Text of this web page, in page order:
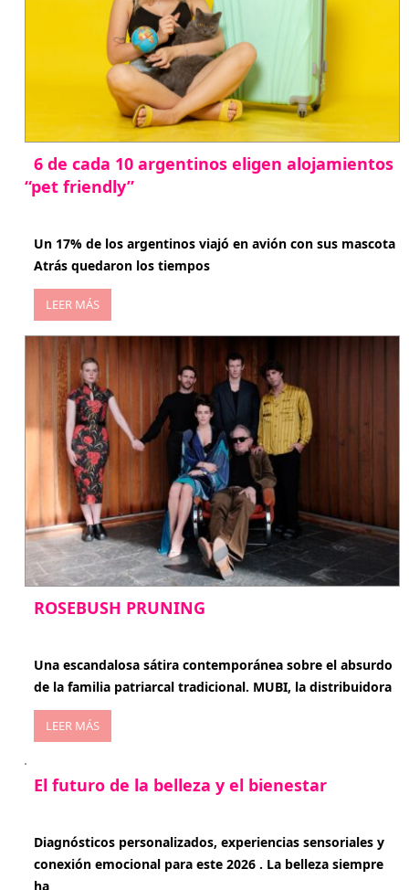
6 de cada 10 argentinos eligen alojamientos
“pet friendly”
Un 17% de los argentinos viajó en avión con sus mascota
Atrás quedaron los tiempos
LEER MÁS
ROSEBUSH PRUNING
Una escandalosa sátira contemporánea sobre el absurdo
de la familia patriarcal tradicional. MUBI, la distribuidora
LEER MÁS
El futuro de la belleza y el bienestar
Diagnósticos personalizados, experiencias sensoriales y
conexión emocional para este 2026 . La belleza siempre
ha